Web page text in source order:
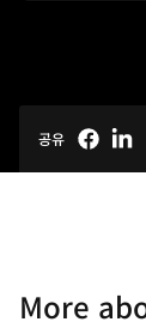
공유
More